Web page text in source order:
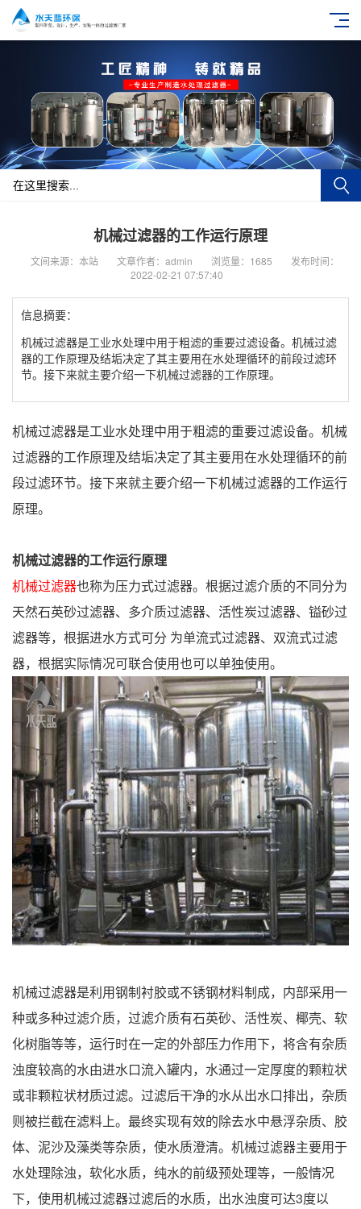
机械过滤器的工作运行原理
文间来源：本站 文章作者：admin 浏览量：1685
发布时间：
2022-02-21 07:57:40
信息摘要：
机械过滤器是工业水处理中用于粗滤的重要过滤设备。机械过滤
器的工作原理及结垢决定了其主要用在水处理循环的前段过滤环
节。接下来就主要介绍一下机械过滤器的工作原理。
机械过滤器是工业水处理中用于粗滤的重要过滤设备。机械
过滤器的工作原理及结垢决定了其主要用在水处理循环的前
段过滤环节。接下来就主要介绍一下机械过滤器的工作运行
原理。
机械过滤器的工作运行原理
机械过滤器也称为压力式过滤器。根据过滤介质的不同分为
天然石英砂过滤器、多介质过滤器、活性炭过滤器、镒砂过
滤器等，根据进水方式可分 为单流式过滤器、双流式过滤
器，根据实际情况可联合使用也可以单独使用。
机械过滤器是利用钢制衬胶或不锈钢材料制成，内部采用一
种或多种过滤介质，过滤介质有石英砂、活性炭、椰壳、软
化树脂等等，运行时在一定的外部压力作用下，将含有杂质
浊度较高的水由进水口流入罐内，水通过一定厚度的颗粒状
或非颗粒状材质过滤。过滤后干净的水从出水口排出，杂质
则被拦截在滤料上。最终实现有效的除去水中悬浮杂质、胶
体、泥沙及藻类等杂质，使水质澄清。机械过滤器主要用于
水处理除浊，软化水质，纯水的前级预处理等，一般情况
下，使用机械过滤器过滤后的水质，出水浊度可达3度以